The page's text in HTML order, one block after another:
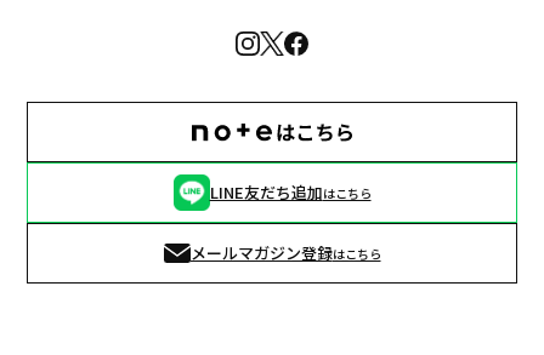
LINE友だち追加はこちら
メールマガジン登録はこちら